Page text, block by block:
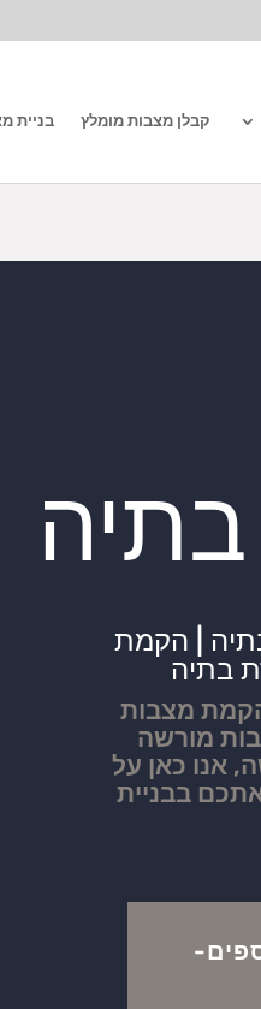
קבלן מצבות מומלץ בניית
| הקמת
בתיה
מצבות
מורשה
אנו כאן על
בבניית